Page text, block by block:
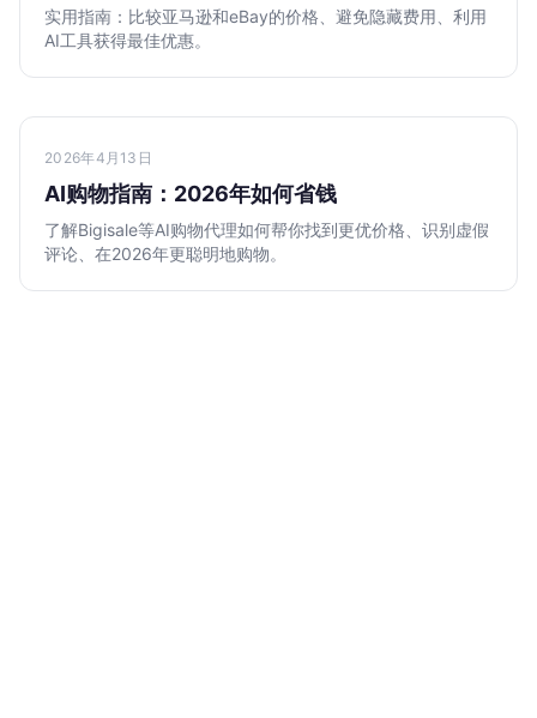
实用指南：比较亚马逊和eBay的价格、避免隐藏费用、利用
AI工具获得最佳优惠。
2026年4月13日
AI购物指南：2026年如何省钱
了解Bigisale等AI购物代理如何帮你找到更优价格、识别虚假
评论、在2026年更聪明地购物。